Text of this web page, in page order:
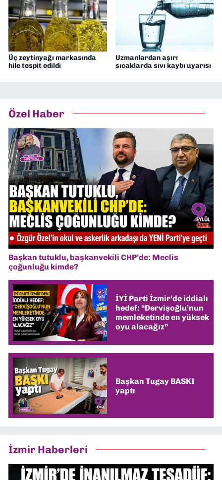
Üç zeytinyağı markasında
hile tespit edildi
Uzmanlardan aşırı
sıcaklarda sıvı kaybı uyarısı
Özel Haber
Başkan tutuklu, başkanvekili CHP’de: Meclis
çoğunluğu kimde?
İYİ Parti İzmir’de iddialı
hedef: “Dervişoğlu’nun
memleketinde en yüksek
oyu alacağız”
Başkan Tugay BASKI
yaptı
İzmir Haberleri